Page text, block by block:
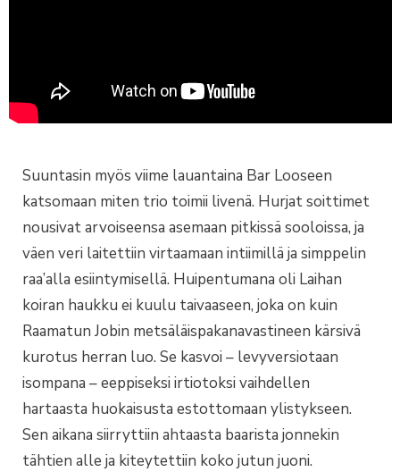
Suuntasin myös viime lauantaina Bar Looseen
katsomaan miten trio toimii livenä. Hurjat soittimet
nousivat arvoiseensa asemaan pitkissä sooloissa, ja
väen veri laitettiin virtaamaan intiimillä ja simppelin
raa’alla esiintymisellä. Huipentumana oli Laihan
koiran haukku ei kuulu taivaaseen, joka on kuin
Raamatun Jobin metsäläispakanavastineen kärsivä
kurotus herran luo. Se kasvoi – levyversiotaan
isompana – eeppiseksi irtiotoksi vaihdellen
hartaasta huokaisusta estottomaan ylistykseen.
Sen aikana siirryttiin ahtaasta baarista jonnekin
tähtien alle ja kiteytettiin koko jutun juoni.